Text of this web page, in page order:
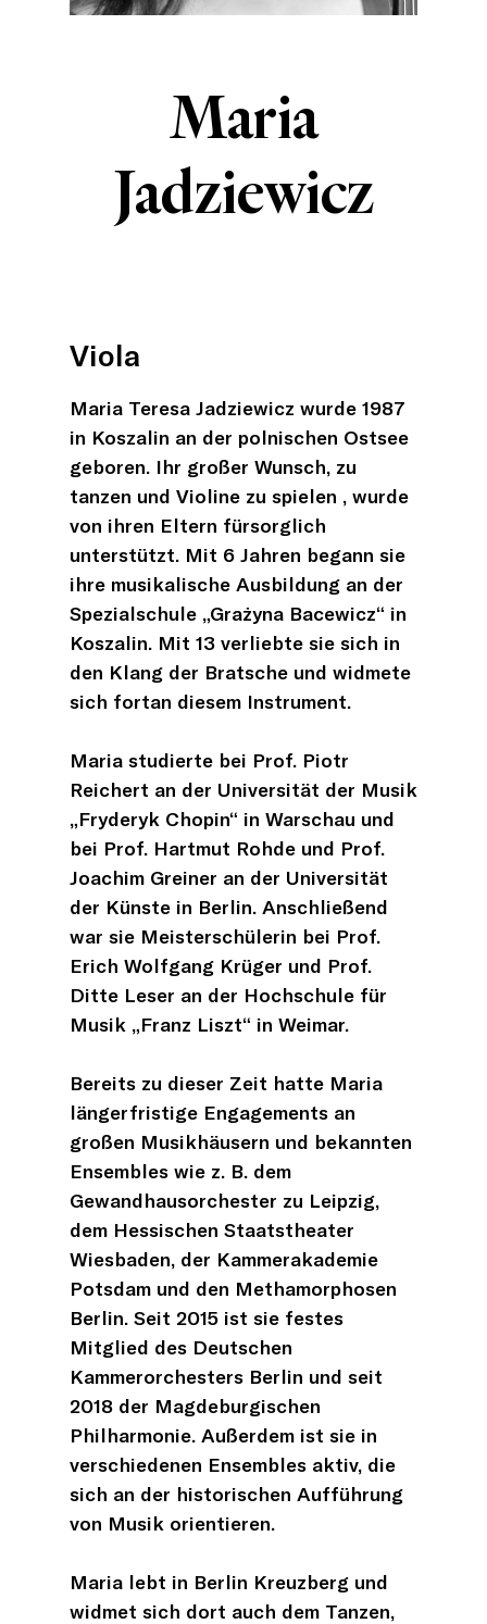
Maria
Jadziewicz
Viola
Maria Teresa Jadziewicz wurde 1987
in Koszalin an der polnischen Ostsee
geboren. Ihr großer Wunsch, zu
tanzen und Violine zu spielen , wurde
von ihren Eltern fürsorglich
unterstützt. Mit 6 Jahren begann sie
ihre musikalische Ausbildung an der
Spezialschule „Grażyna Bacewicz“ in
Koszalin. Mit 13 verliebte sie sich in
den Klang der Bratsche und widmete
sich fortan diesem Instrument.
Maria studierte bei Prof. Piotr
Reichert an der Universität der Musik
„Fryderyk Chopin“ in Warschau und
bei Prof. Hartmut Rohde und Prof.
Joachim Greiner an der Universität
der Künste in Berlin. Anschließend
war sie Meisterschülerin bei Prof.
Erich Wolfgang Krüger und Prof.
Ditte Leser an der Hochschule für
Musik „Franz Liszt“ in Weimar.
Bereits zu dieser Zeit hatte Maria
längerfristige Engagements an
großen Musikhäusern und bekannten
Ensembles wie z. B. dem
Gewandhausorchester zu Leipzig,
dem Hessischen Staatstheater
Wiesbaden, der Kammerakademie
Potsdam und den Methamorphosen
Berlin. Seit 2015 ist sie festes
Mitglied des Deutschen
Kammerorchesters Berlin und seit
2018 der Magdeburgischen
Philharmonie. Außerdem ist sie in
verschiedenen Ensembles aktiv, die
sich an der historischen Aufführung
von Musik orientieren.
Maria lebt in Berlin Kreuzberg und
widmet sich dort auch dem Tanzen,